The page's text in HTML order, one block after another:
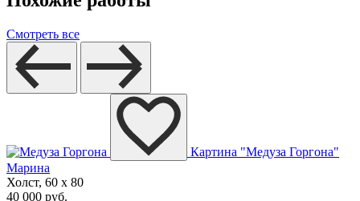
Смотреть все
Картина "Медуза Горгона"
Марина
Холст, 60 x 80
40 000 руб.